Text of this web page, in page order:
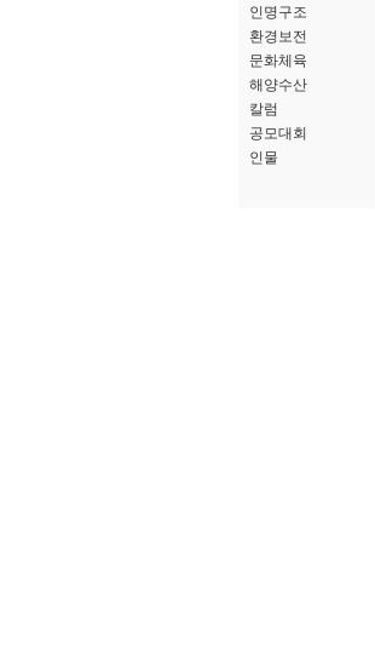
인명구조
환경보전
문화체육
해양수산
칼럼
공모대회
인물